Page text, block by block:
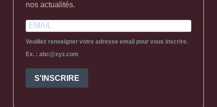
nos actualités.
Veuillez renseigner votre adresse email pour vous inscrire.
Ex. : abc@xyz.com
S'INSCRIRE